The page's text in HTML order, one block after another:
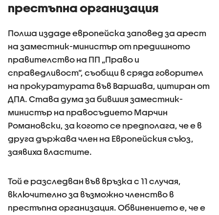
престъпна организация
Полша издаде европейска заповед за арест
на заместник-министър от предишното
правителство на ПП „Право и
справедливост“, съобщи в сряда говорител
на прокуратурата във Варшава, цитиран от
ДПА. Става дума за бившия заместник-
министър на правосъдието Марчин
Романовски, за когото се предполага, че е в
друга държава член на Европейския съюз,
заявиха властите.
Той е разследван във връзка с 11 случая,
включително за възможно членство в
престъпна организация. Обвинението е, че е